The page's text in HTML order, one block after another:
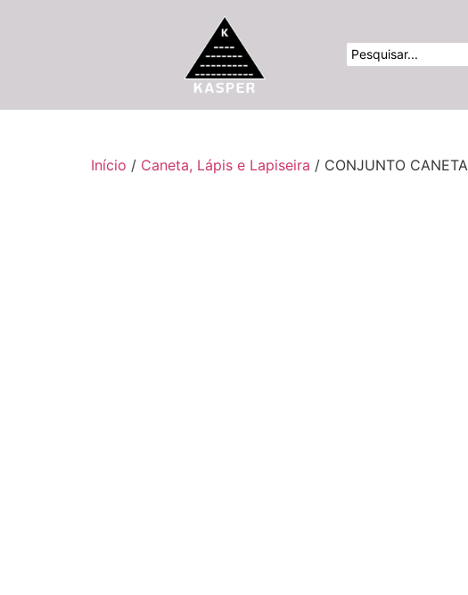
Início / Caneta, Lápis e Lapiseira / CONJUNTO